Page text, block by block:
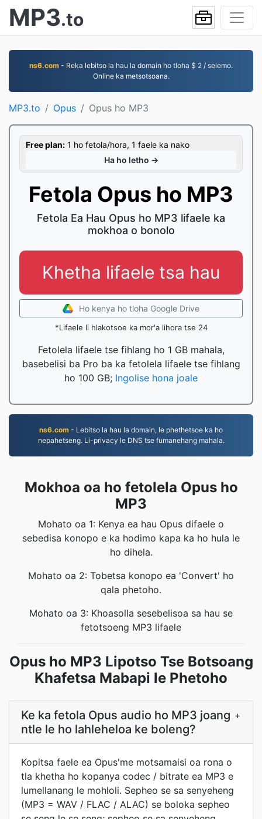
MP3.to
ns6.com - Reka lebitso la hau la domain ho tloha $ 2 / selemo.
Online ka metsotsoana.
MP3.to Opus Opus ho MP3
Free plan: 1 ho fetola/hora, 1 faele ka nako
Ha ho letho →
Fetola Opus ho MP3
Fetola Ea Hau Opus ho MP3 lifaele ka
mokhoa o bonolo
Khetha lifaele tsa hau
Ho kenya ho tloha Google Drive
*Lifaele li hlakotsoe ka mor'a lihora tse 24
Fetolela lifaele tse fihlang ho 1 GB mahala,
basebelisi ba Pro ba ka fetolela lifaele tse fihlang
ho 100 GB; Ingolise hona joale
ns6.com - Lebitso la hau la domain, le phethetsoe ka ho
nepahetseng. Li-privacy le DNS tse fumanehang mahala.
Mokhoa oa ho fetolela Opus ho
MP3
Mohato oa 1: Kenya ea hau Opus difaele o
sebedisa konopo e ka hodimo kapa ka ho hula le
ho dihela.
Mohato oa 2: Tobetsa konopo ea 'Convert' ho
qala phetoho.
Mohato oa 3: Khoasolla sesebelisoa sa hau se
fetotsoeng MP3 lifaele
Opus ho MP3 Lipotso Tse Botsoang
Khafetsa Mabapi le Phetoho
Ke ka fetola Opus audio ho MP3 joang
ntle le ho lahleheloa ke boleng?
+
Kopitsa faele ea Opus'me motsamaisi oa rona o
tla khetha ho kopanya codec / bitrate ea MP3 e
lumellanang le mohloli. Sepheo se sa senyeheng
(MP3 = WAV / FLAC / ALAC) se boloka sepheo